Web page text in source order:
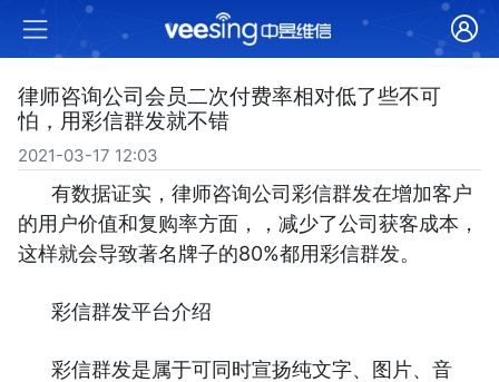
律师咨询公司会员二次付费率相对低了些不可
怕，用彩信群发就不错
2021-03-17 12:03
有数据证实，律师咨询公司彩信群发在增加客户
的用户价值和复购率方面，，减少了公司获客成本，
这样就会导致著名牌子的80%都用彩信群发。
彩信群发平台介绍
彩信群发是属于可同时宣扬纯文字、图片、音